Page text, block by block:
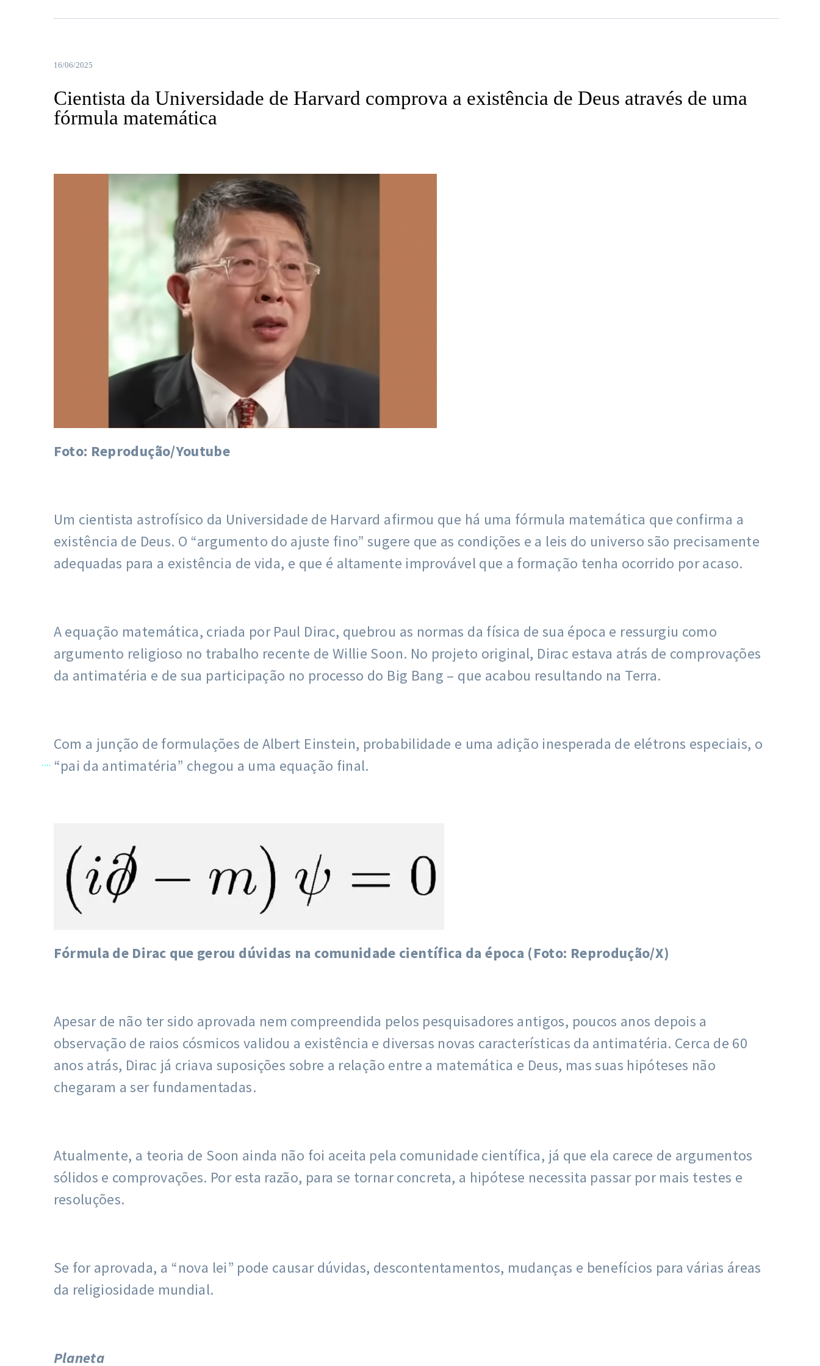
....
16/06/2025
Cientista da Universidade de Harvard comprova a existência de Deus através de uma
fórmula matemática
Foto: Reprodução/Youtube
Um cientista astrofísico da Universidade de Harvard afirmou que há uma fórmula matemática que confirma a
existência de Deus. O “argumento do ajuste fino” sugere que as condições e a leis do universo são precisamente
adequadas para a existência de vida, e que é altamente improvável que a formação tenha ocorrido por acaso.
A equação matemática, criada por Paul Dirac, quebrou as normas da física de sua época e ressurgiu como
argumento religioso no trabalho recente de Willie Soon. No projeto original, Dirac estava atrás de comprovações
da antimatéria e de sua participação no processo do Big Bang – que acabou resultando na Terra.
Com a junção de formulações de Albert Einstein, probabilidade e uma adição inesperada de elétrons especiais, o
“pai da antimatéria” chegou a uma equação final.
Fórmula de Dirac que gerou dúvidas na comunidade científica da época (Foto: Reprodução/X)
Apesar de não ter sido aprovada nem compreendida pelos pesquisadores antigos, poucos anos depois a
observação de raios cósmicos validou a existência e diversas novas características da antimatéria. Cerca de 60
anos atrás, Dirac já criava suposições sobre a relação entre a matemática e Deus, mas suas hipóteses não
chegaram a ser fundamentadas.
Atualmente, a teoria de Soon ainda não foi aceita pela comunidade científica, já que ela carece de argumentos
sólidos e comprovações. Por esta razão, para se tornar concreta, a hipótese necessita passar por mais testes e
resoluções.
Se for aprovada, a “nova lei” pode causar dúvidas, descontentamentos, mudanças e benefícios para várias áreas
da religiosidade mundial.
Planeta